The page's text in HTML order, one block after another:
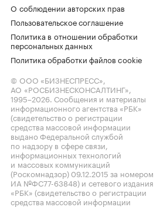
О соблюдении авторских прав
Пользовательское соглашение
Политика в отношении обработки
персональных данных
Политика обработки файлов cookie
© ООО «БИЗНЕСПРЕСС»,
АО «РОСБИЗНЕСКОНСАЛТИНГ»,
1995–2026. Сообщения и материалы
информационного агентства «РБК»
(свидетельство о регистрации
средства массовой информации
выдано Федеральной службой
по надзору в сфере связи,
информационных технологий
и массовых коммуникаций
(Роскомнадзор) 09.12.2015 за номером
ИА №ФС77-63848) и сетевого издания
«РБК» (свидетельство о регистрации
средства массовой информации